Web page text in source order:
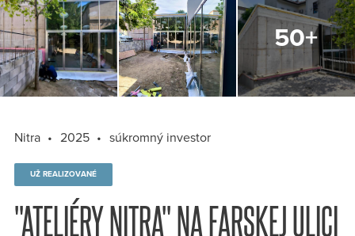
Nitra 2025 súkromný investor
UŽ REALIZOVANÉ
"ATELIÉRY NITRA" NA FARSKEJ ULICI